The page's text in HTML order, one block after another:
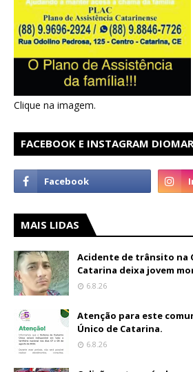
Clique na imagem.
FACEBOOK E INSTAGRAM
MAIS LIDAS
Acidente de trânsito na
Catarina deixa jovem
6.8.26
Atenção para este
Único de Catarina.
6.8.26